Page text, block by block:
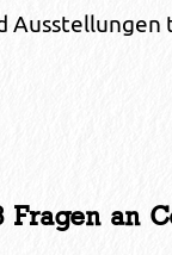
Ausstellungen
an